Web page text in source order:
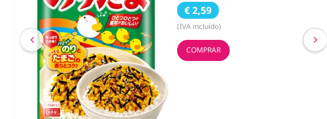
€ 2,59
(IVA incluído)
COMPRAR